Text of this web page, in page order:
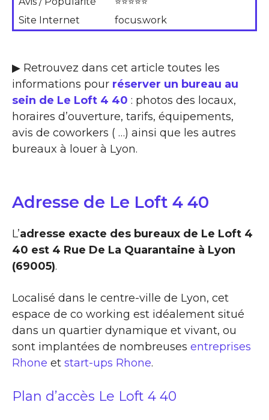
Site Internet
focus.work
▶ Retrouvez dans cet article toutes les
informations pour réserver un bureau au
sein de Le Loft 4 40 : photos des locaux,
horaires d’ouverture, tarifs, équipements,
avis de coworkers ( …) ainsi que les autres
bureaux à louer à Lyon.
Adresse de Le Loft 4 40
L’adresse exacte des bureaux de Le Loft 4
40 est 4 Rue De La Quarantaine à Lyon
(69005).
Localisé dans le centre-ville de Lyon, cet
espace de co working est idéalement situé
dans un quartier dynamique et vivant, ou
sont implantées de nombreuses entreprises
Rhone et start-ups Rhone.
Plan d’accès Le Loft 4 40